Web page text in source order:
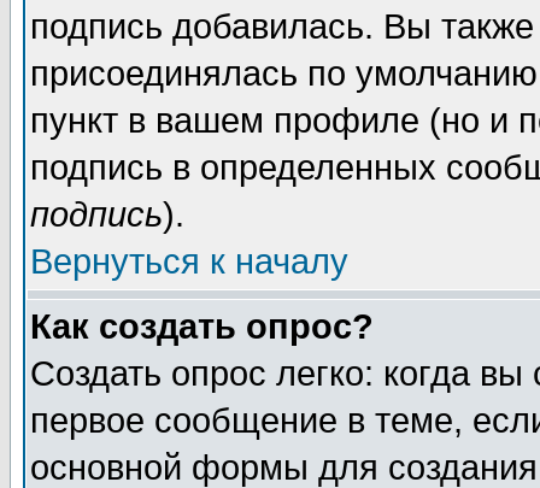
подпись добавилась. Вы
присоединялась по
пункт в вашем профиле (но и
подпись в определенных
подпись).
Вернуться к началу
Как создать опрос?
Создать опрос легко: когда
первое сообщение в теме,
основной формы для